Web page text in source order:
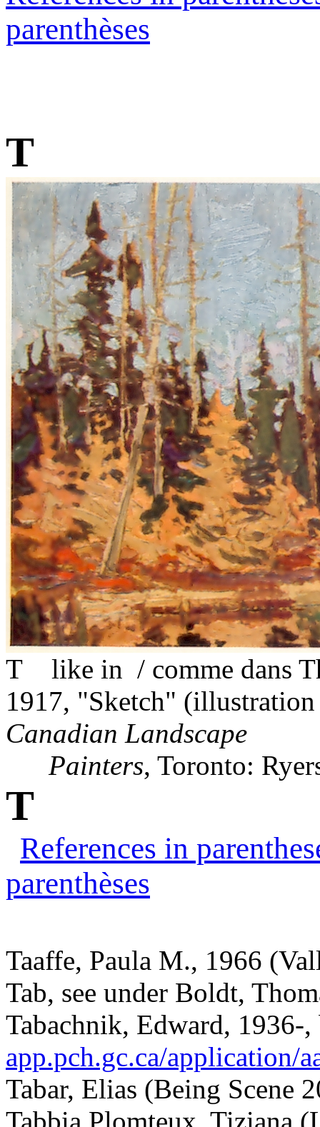
parenthèses
T
T like in / comme dans
1917, "Sketch"
Canadian Landscape
Painters, Toronto:
T
References in
parenthèses
Taaffe, Paula M., 1966
Tab, see under Boldt,
Tabachnik, Edward, 1936-
app.pch.gc.ca/application/
Tabar, Elias (Being Scene